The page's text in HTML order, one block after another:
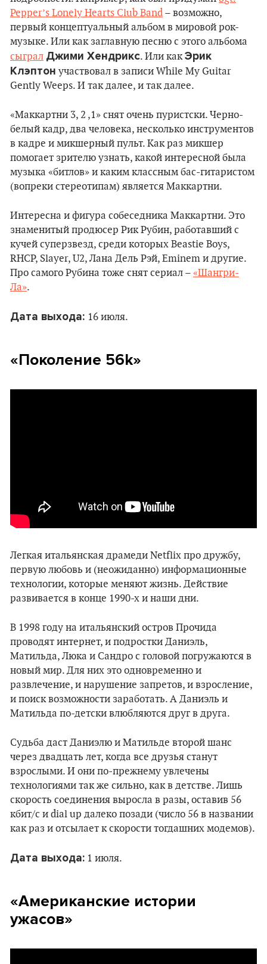
Pepper’s Lonely Hearts Club Band – возможно,
первый концептуальный альбом в мировой рок-
музыке. Или как заглавную песню с этого альбома
сыграл Джими Хендрикс. Или какЭрик
Клэптон участвовал в записи While My Guitar
Gently Weeps. И так далее, и так далее.
«Маккартни 3, 2 ,1» снят очень пуристски. Черно-
белый кадр, два человека, несколько инструментов
в кадре и микшерный пульт. Как раз микшер
помогает зрителю узнать, какой интересной была
музыка «битлов» и каким классным бас-гитаристом
(вопреки стереотипам) является Маккартни.
Интересна и фигура собеседника Маккартни. Это
знаменитый продюсер Рик Рубин, работавший с
кучей суперзвезд, среди которых Beastie Boys,
RHCP, Slayer, U2, Лана Дель Рэй, Eminem и другие.
Про самого Рубина тоже снят сериал – «Шангри-
Ла».
Дата выхода: 16 июля.
«Поколение 56k»
Легкая итальянская драмеди Netflix про дружбу,
первую любовь и (неожиданно) информационные
технологии, которые меняют жизнь. Действие
развивается в конце 1990-х и наши дни.
В 1998 году на итальянский остров Прочида
проводят интернет, и подростки Даниэль,
Матильда, Люка и Сандро с головой погружаются в
новый мир. Для них это одновременно и
развлечение, и нарушение запретов, и взросление,
и поиск возможности заработать. А Даниэль и
Матильда по-детски влюбляются друг в друга.
Судьба даст Даниэлю и Матильде второй шанс
через двадцать лет, когда все друзья станут
взрослыми. И они по-прежнему увлечены
технологиями так же сильно, как в детстве. Лишь
скорость соединения выросла в разы, оставив 56
кбит/с и dial up далеко позади (число 56 в названии
как раз и отсылает к скорости тогдашних модемов).
Дата выхода: 1 июля.
«Американские истории
ужасов»